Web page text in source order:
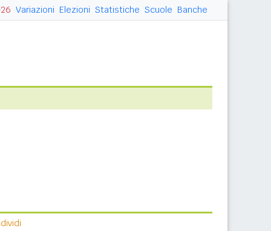
Variazioni Elezioni Statistiche Scuole Banche